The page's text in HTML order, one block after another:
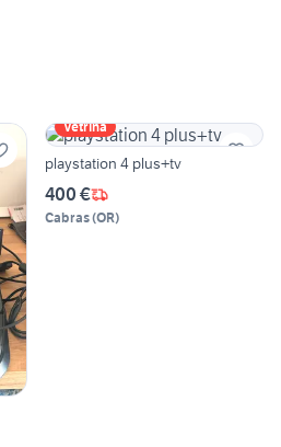
Vetrina
playstation 4 plus+tv
400 €
Cabras(OR)